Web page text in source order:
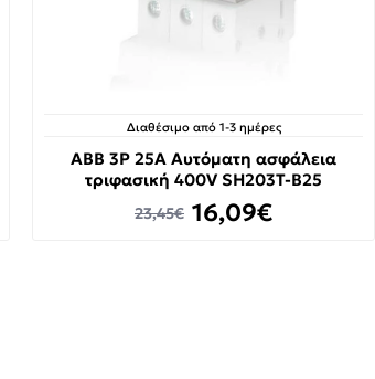
Διαθέσιμο από 1-3 ημέρες
ABB 3P 25A Αυτόματη ασφάλεια
τριφασική 400V SH203T-B25
16,09€
23,45€